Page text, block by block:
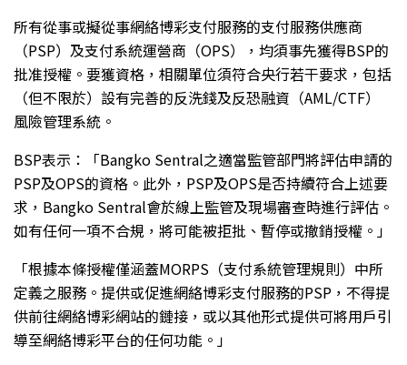
所有從事或擬從事網絡博彩支付服務的支付服務供應商
（PSP）及支付系統運營商（OPS），均須事先獲得BSP的
批准授權。要獲資格，相關單位須符合央行若干要求，包括
（但不限於）設有完善的反洗錢及反恐融資（AML/CTF）
風險管理系統。
BSP表示：「Bangko Sentral之適當監管部門將評估申請的
PSP及OPS的資格。此外，PSP及OPS是否持續符合上述要
求，Bangko Sentral會於線上監管及現場審查時進行評估。
如有任何一項不合規，將可能被拒批、暫停或撤銷授權。」
「根據本條授權僅涵蓋MORPS（支付系統管理規則）中所
定義之服務。提供或促進網絡博彩支付服務的PSP，不得提
供前往網絡博彩網站的鏈接，或以其他形式提供可將用戶引
導至網絡博彩平台的任何功能。」